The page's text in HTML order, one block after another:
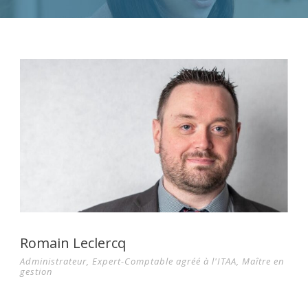
Romain Leclercq
Administrateur, Expert-Comptable agréé à l'ITAA, Maître en
gestion